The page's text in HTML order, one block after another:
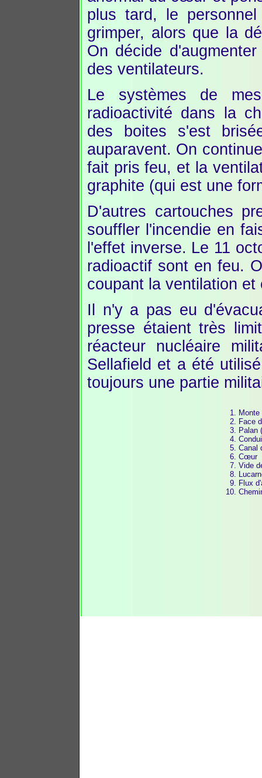
plus tard, le
grimper, alors que la
On décide
des ventilateurs.
Le systèmes de
radioactivité dans la
des boites s'est
auparavent. On
fait pris feu, et la
graphite (qui est une
D'autres cartouches
souffler l'incendie en
l'effet inverse. Le 11
radioactif sont en feu.
coupant la ventilation
Il n'y a pas eu
presse étaient très
réacteur nucléaire
Sellafield et a été
toujours une partie
Monte
Face
Palan
Canal
Cœur
Vide
Flux